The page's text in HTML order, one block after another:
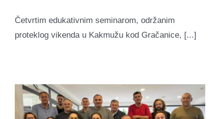
Četvrtim edukativnim seminarom, održanim
proteklog vikenda u Kakmužu kod Gračanice, [...]